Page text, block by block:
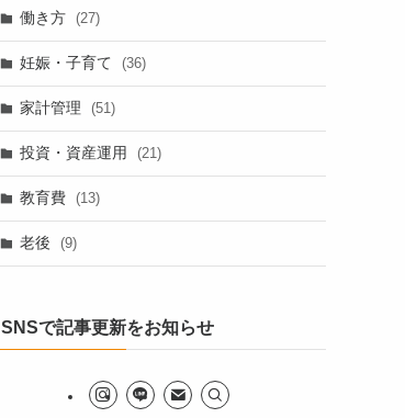
働き方 (27)
妊娠・子育て (36)
家計管理 (51)
投資・資産運用 (21)
教育費 (13)
老後 (9)
SNSで記事更新をお知らせ